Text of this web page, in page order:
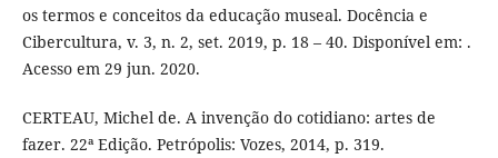
os termos e conceitos da educação museal. Docência e
Cibercultura, v. 3, n. 2, set. 2019, p. 18 – 40. Disponível em: .
Acesso em 29 jun. 2020.
CERTEAU, Michel de. A invenção do cotidiano: artes de
fazer. 22ª Edição. Petrópolis: Vozes, 2014, p. 319.